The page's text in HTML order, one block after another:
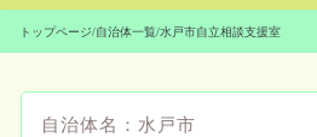
トップページ/自治体一覧/水戸市自立相談支援室
自治体名： 水戸市